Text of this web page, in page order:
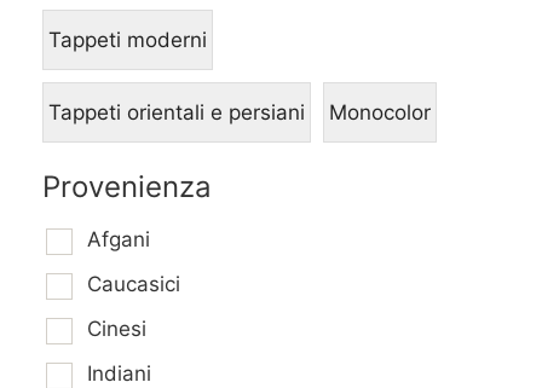
Tappeti moderni
Tappeti orientali e persiani Monocolor
Provenienza
Afgani
Caucasici
Cinesi
Indiani